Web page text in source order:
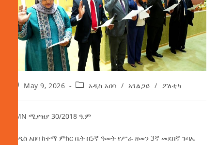
May 9, 2026 አዲስ አበባ / አገልጋይ / ፖለቲካ
AMN ሚያዝያ 30/2018 ዓ.ም
የአዲስ አበባ ከተማ ምክር ቤት በ5ኛ ዓመት የሥራ ዘመን 3ኛ መደበኛ ጉባኤ